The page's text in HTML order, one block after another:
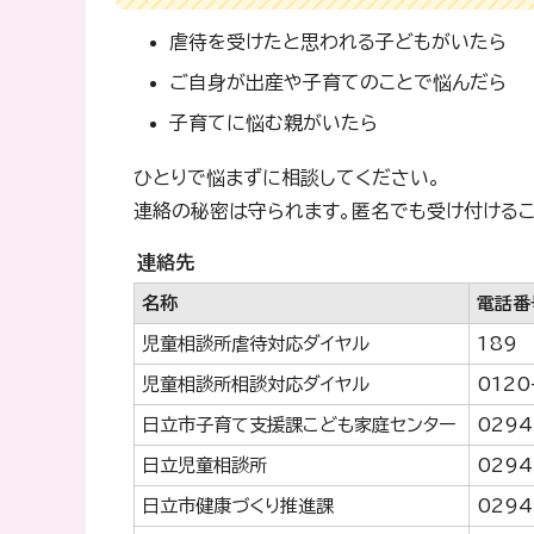
虐待を受けたと思われる子どもがいたら
ご自身が出産や子育てのことで悩んだら
子育てに悩む親がいたら
ひとりで悩まずに相談してください。
連絡の秘密は守られます。匿名でも受け付ける
連絡先
名称 電話番
児童相談所虐待対応ダイヤル 189
児童相談所相談対応ダイヤル
日立市子育て支援課こども家庭センター
日立児童相談所
日立市健康づくり推進課